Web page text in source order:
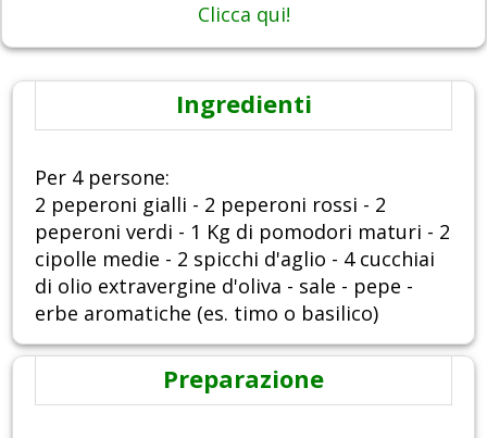
Clicca qui!
Ingredienti
Per 4 persone:
2 peperoni gialli - 2 peperoni rossi - 2
peperoni verdi - 1 Kg di pomodori maturi - 2
cipolle medie - 2 spicchi d'aglio - 4 cucchiai
di olio extravergine d'oliva - sale - pepe -
erbe aromatiche (es. timo o basilico)
Preparazione